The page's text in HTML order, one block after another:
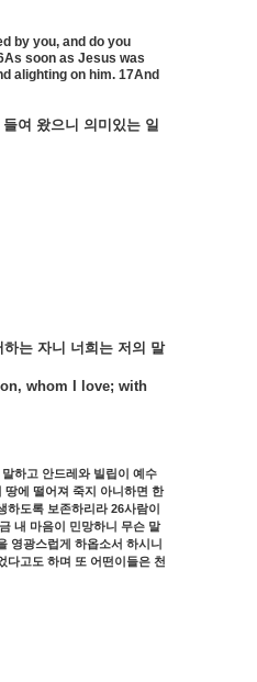
by you, and do you
soon as Jesus was
alighting on him. 17And
들여 왔으니 의미있는 일
하는 자니 너희는 저의 말
whom I love; with
말하고 안드레와 빌립이
예수
땅에 떨어져 죽지 아니하면 한
하도록 보존하리라26사람이
내 마음이 민망하니 무슨 말
영광스럽게 하옵소서 하시니
다고도 하며 또 어떤이들은 천